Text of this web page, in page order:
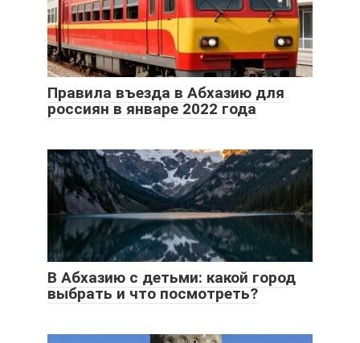
Правила въезда в Абхазию для
россиян в январе 2022 года
В Абхазию с детьми: какой город
выбрать и что посмотреть?